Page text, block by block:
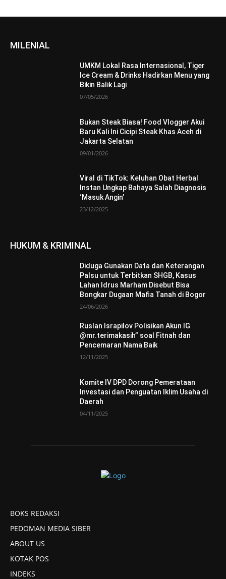
MILENIAL
UMKM Lokal Rasa Internasional, Tiger
Ice Cream & Drinks Hadirkan Menu yang
Bikin Balik Lagi
07/05/2026
Bukan Steak Biasa! Food Vlogger Akui
Baru Kali Ini Cicipi Steak Khas Aceh di
Jakarta Selatan
09/01/2026
Viral di TikTok: Keluhan Obat Herbal
Instan Ungkap Bahaya Salah Diagnosis
‘Masuk Angin’
23/12/2025
HUKUM & KRIMINAL
Diduga Gunakan Data dan Keterangan
Palsu untuk Terbitkan SHGB, Kasus
Lahan Idrus Marham Disebut Bisa
Bongkar Dugaan Mafia Tanah di Bogor
24/06/2026
Ruslan Israpilov Polisikan Akun IG
@mr.terimakasih” soal Fitnah dan
Pencemaran Nama Baik
12/11/2025
Komite IV DPD Dorong Pemerataan
Investasi dan Penguatan Iklim Usaha di
Daerah
04/11/2025
BOKS REDAKSI
PEDOMAN MEDIA SIBER
ABOUT US
KOTAK POS
INDEKS